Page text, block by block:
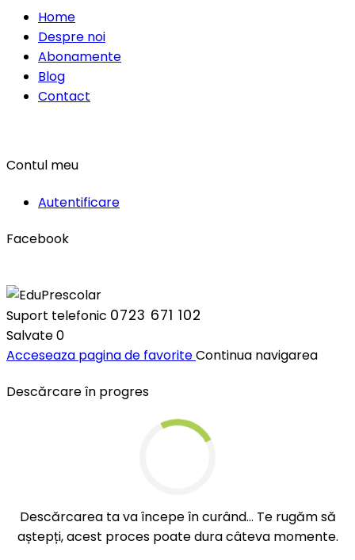
Home
Despre noi
Abonamente
Blog
Contact
Contul meu
Autentificare
Facebook
Suport telefonic 0723 671 102
Salvate0
Acceseaza pagina de favoriteContinua navigarea
Descărcare în progres
Descărcarea ta va începe în curând... Te rugăm să
aștepți, acest proces poate dura câteva momente.